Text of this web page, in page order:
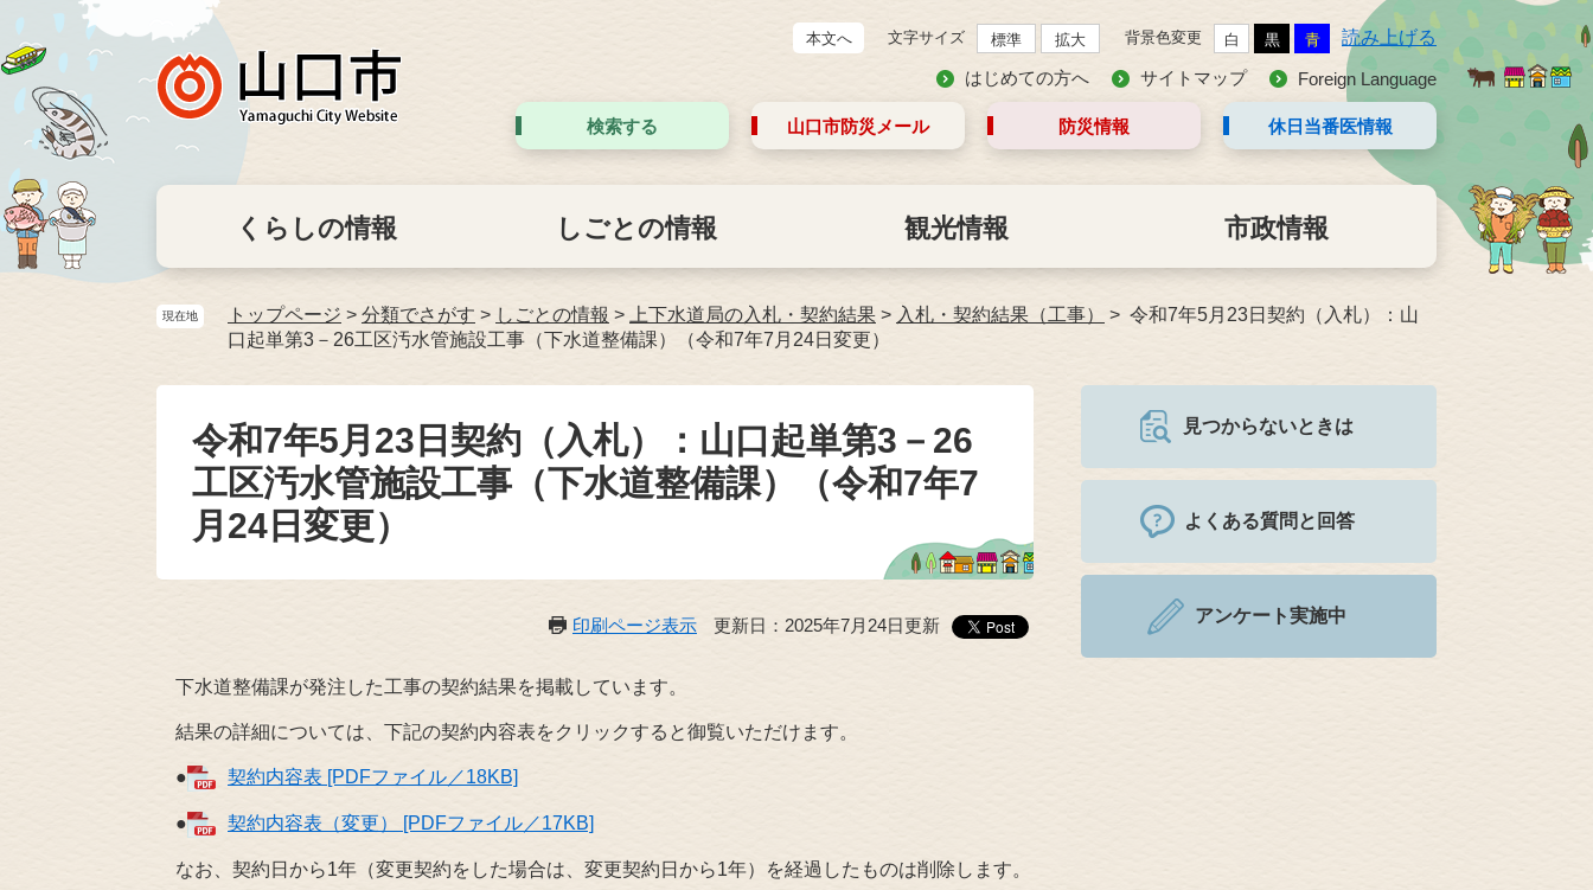
本文へ 文字サイズ 標準 拡大 背景色変更 白 黒 青 読み上げる
はじめての方へ サイトマップ Foreign Language
検索する 山口市防災 メール 防災情報 休日当番医情報
くらしの情報 しごとの情報 観光情報 市政情報
現在地 トップページ > 分類でさがす > しごとの情報 > 上下水道局の入札・契約結果 > 入札・契約結果（工事）
令和7年5月23日契約（入札）：山
口起単第3－26工区汚水管施設工事（下水道整備課）（令和7年7月24日変更）
令和7年5月23日契約（入札）：山口起単第3－26
工区汚水管施設工事（下水道整備課）（令和7年7
月24日変更）
印刷ページ表示 更新日：2025年7月24日更新
下水道整備課が発注した工事の契約結果を掲載しています。
結果の詳細については、下記の契約内容表をクリックすると御覧いただけます。
● 契約内容表 [PDFファイル／18KB]
● 契約内容表（変更） [PDFファイル／17KB]
なお、契約日から1年（変更契約をした場合は、変更契約日から1年）を経過したものは削除します。
見つからないときは
よくある質問と回答
アンケート実施中